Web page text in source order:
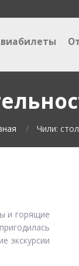
Чили:
и горящие
экскурсии